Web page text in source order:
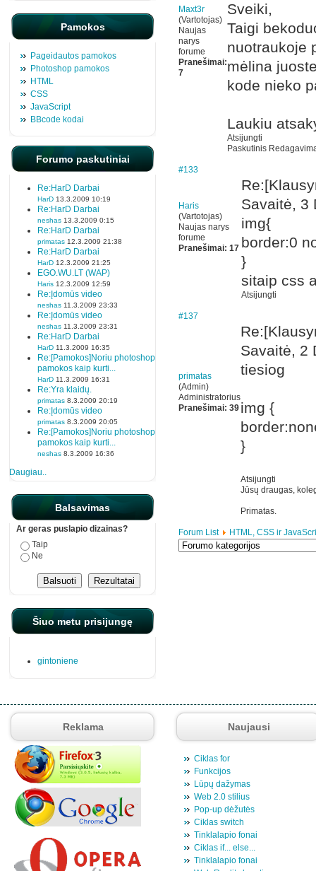
Pamokos
Pageidautos pamokos
Photoshop pamokos
HTML
CSS
JavaScript
BBcode kodai
Forumo paskutiniai
Re:HarD Darbai
HarD 13.3.2009 10:19
Re:HarD Darbai
neshas 13.3.2009 0:15
Re:HarD Darbai
primatas 12.3.2009 21:38
Re:HarD Darbai
HarD 12.3.2009 21:25
EGO.WU.LT (WAP)
Haris 12.3.2009 12:59
Re:Įdomūs video
neshas 11.3.2009 23:33
Re:Įdomūs video
neshas 11.3.2009 23:31
Re:HarD Darbai
HarD 11.3.2009 16:35
Re:[Pamokos]Noriu photoshop
pamokos kaip kurti...
HarD 11.3.2009 16:31
Re:Yra klaidų.
primatas 8.3.2009 20:19
Re:Įdomūs video
primatas 8.3.2009 20:05
Re:[Pamokos]Noriu photoshop
pamokos kaip kurti...
neshas 8.3.2009 16:36
Daugiau..
Balsavimas
Ar geras puslapio dizainas?
Taip
Ne
Šiuo metu prisijungę
gintoniene
Maxt3r
(Vartotojas)
Naujas
narys
forume
Pranešimai:
7
Sveiki,
Taigi
nuotraukoje
mėlina
kode nieko
Laukiu
Atsijungti
Paskutinis
#133
Haris
(Vartotojas)
Naujas narys
forume
Pranešimai: 17
Savaitė, 3
img{
border:0
}
sitaip css
Atsijungti
#137
primatas
(Admin)
Administratorius
Pranešimai: 39
Savaitė, 2
tiesiog
img {
}
Atsijungti
Jūsų draugas,
Primatas.
Forum List HTML, CSS ir
Reklama Naujausi
Ciklas for
Funkcijos
Lūpų dažymas
Web 2.0 stilius
Pop-up dėžutės
Ciklas switch
Tinklalapio fonai
Ciklas if... else...
Tinklalapio fonai